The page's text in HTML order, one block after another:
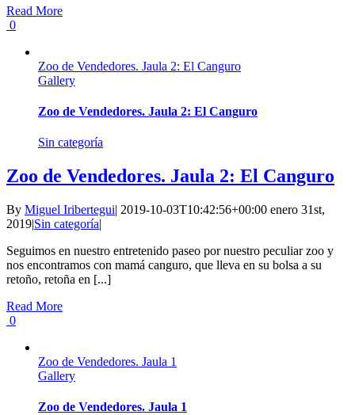
Read More
0
Zoo de Vendedores. Jaula 2: El Canguro
Gallery
Zoo de Vendedores. Jaula 2: El Canguro
Sin categoría
Zoo de Vendedores. Jaula 2: El Canguro
By Miguel Iribertegui| 2019-10-03T10:42:56+00:00 enero 31st,
2019|Sin categoría|
Seguimos en nuestro entretenido paseo por nuestro peculiar zoo y
nos encontramos con mamá canguro, que lleva en su bolsa a su
retoño, retoña en [...]
Read More
0
Zoo de Vendedores. Jaula 1
Gallery
Zoo de Vendedores. Jaula 1